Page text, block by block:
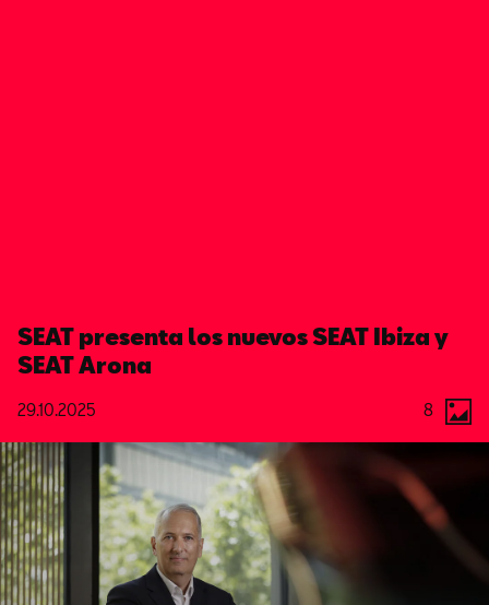
SEAT presenta los nuevos SEAT Ibiza y
SEAT Arona
29.10.2025 8